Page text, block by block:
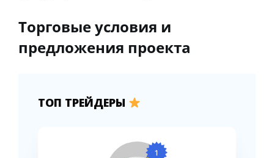
Торговые условия и
предложения проекта
ТОП ТРЕЙДЕРЫ
1